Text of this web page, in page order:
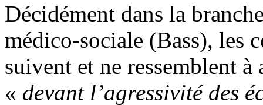
Décidément dans la
médico-sociale (Bass), les
suivent et ne ressemblent
« devant l’agressivité des